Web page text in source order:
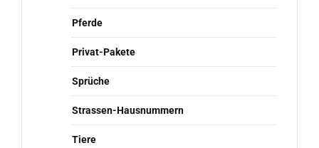
Pferde
Privat-Pakete
Sprüche
Strassen-Hausnummern
Tiere